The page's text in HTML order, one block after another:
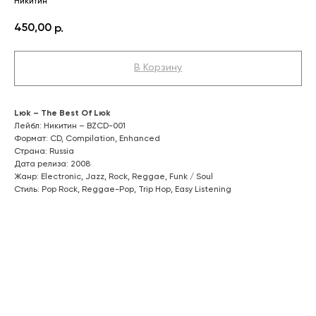
450,00 р.
В Корзину
Lюk – The Best Of Lюk
Лейбл: Никитин – BZCD-001
Формат: CD, Compilation, Enhanced
Страна: Russia
Дата релиза: 2008
Жанр: Electronic, Jazz, Rock, Reggae, Funk / Soul
Стиль: Pop Rock, Reggae-Pop, Trip Hop, Easy Listening